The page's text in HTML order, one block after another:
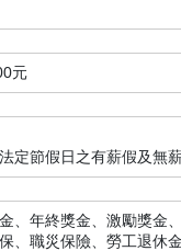
元
定節假日之有薪假及無薪
、年終獎金、激勵獎金
、職災保險、勞工退休